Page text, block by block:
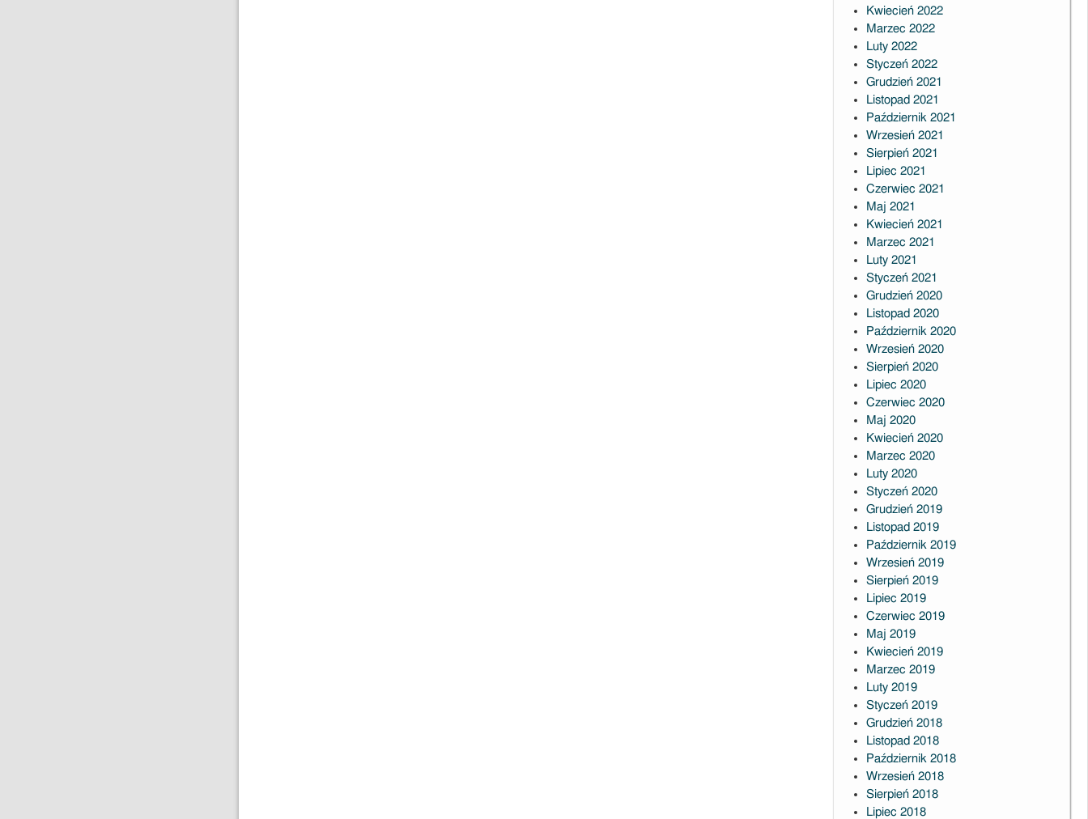
Kwiecień 2022
Marzec 2022
Luty 2022
Styczeń 2022
Grudzień 2021
Listopad 2021
Październik 2021
Wrzesień 2021
Sierpień 2021
Lipiec 2021
Czerwiec 2021
Maj 2021
Kwiecień 2021
Marzec 2021
Luty 2021
Styczeń 2021
Grudzień 2020
Listopad 2020
Październik 2020
Wrzesień 2020
Sierpień 2020
Lipiec 2020
Czerwiec 2020
Maj 2020
Kwiecień 2020
Marzec 2020
Luty 2020
Styczeń 2020
Grudzień 2019
Listopad 2019
Październik 2019
Wrzesień 2019
Sierpień 2019
Lipiec 2019
Czerwiec 2019
Maj 2019
Kwiecień 2019
Marzec 2019
Luty 2019
Styczeń 2019
Grudzień 2018
Listopad 2018
Październik 2018
Wrzesień 2018
Sierpień 2018
Lipiec 2018